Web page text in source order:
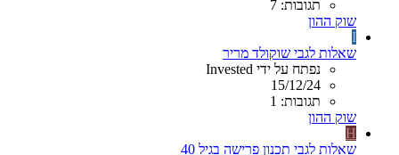
תגובות: 7
שוק ההון
I
שאלות לגבי שוקולד מריר
נפתח על ידי Invested
15/12/24
תגובות: 1
שוק ההון
H
שאלות לגבי תכנון פרישה בגיל 40